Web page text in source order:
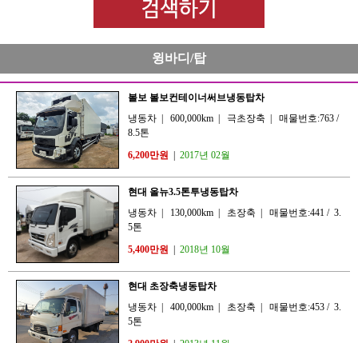
윙바디/탑
볼보 볼보컨테이너써브냉동탑차
냉동차
600,000km 극초장축 매물번호:763 /
8.5톤
6,200만원
2017년 02월
현대 올뉴3.5톤투냉동탑차
냉동차
130,000km 초장축 매물번호:441 / 3.
5톤
5,400만원
2018년 10월
현대 초장축냉동탑차
냉동차
400,000km 초장축 매물번호:453 / 3.
5톤